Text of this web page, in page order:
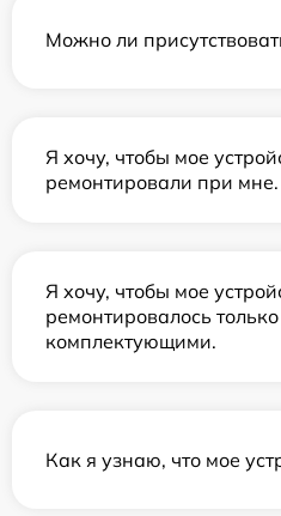
Можно ли
Я хочу, чтобы мое
ремонтировали при мне.
Я хочу, чтобы мое
ремонтировалось
комплектующими.
Как я узнаю, что мое